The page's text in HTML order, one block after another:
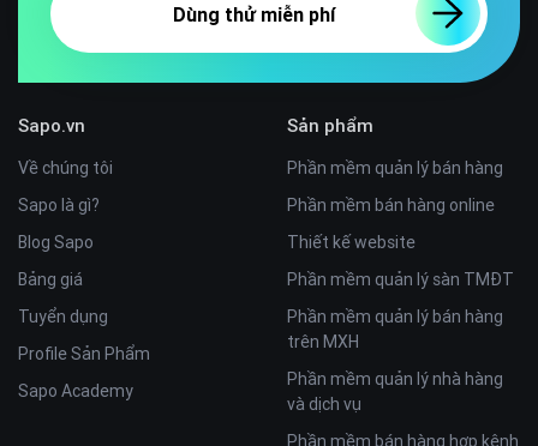
Dùng thử miễn phí
Sapo.vn
Về chúng tôi
Sapo là gì?
Blog Sapo
Bảng giá
Tuyển dụng
Profile Sản Phẩm
Sapo Academy
Sản phẩm
Phần mềm quản lý bán hàng
Phần mềm bán hàng online
Thiết kế website
Phần mềm quản lý sàn TMĐT
Phần mềm quản lý bán hàng
trên MXH
Phần mềm quản lý nhà hàng
và dịch vụ
Phần mềm bán hàng hợp kênh